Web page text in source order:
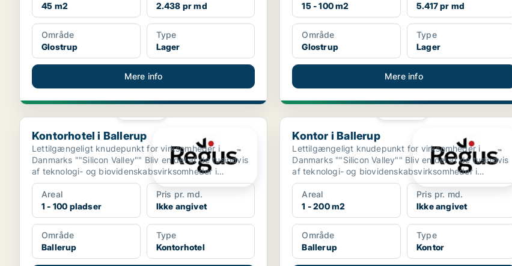
45 m2
2.438 pr md
Område
Glostrup
Type
Lager
Mere info
15 - 100 m2
5.417 pr md
Område
Glostrup
Type
Lager
Mere info
Kontorhotel i Ballerup
Kontorhotel i Ballerup
Lettilgængeligt knudepunkt for virksomheder i
Danmarks ""Silicon Valley"" Bliv en del af de tusindvis
af teknologi- og biovidenskabsvirksomheder i
Ballerups...
Areal
1 - 100 pladser
Pris pr. md.
Ikke angivet
Område
Ballerup
Type
Kontorhotel
Kontor i Ballerup
Kontor i Ballerup
Lettilgængeligt knudepunkt for virksomheder i
Danmarks ""Silicon Valley"" Bliv en del af de tusindvis
af teknologi- og biovidenskabsvirksomheder i
Ballerups...
Areal
1 - 200 m2
Pris pr. md.
Ikke angivet
Område
Ballerup
Type
Kontor